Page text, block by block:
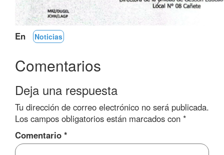
En Noticias
Comentarios
Deja una respuesta
Tu dirección de correo electrónico no será publicada.
Los campos obligatorios están marcados con *
Comentario *